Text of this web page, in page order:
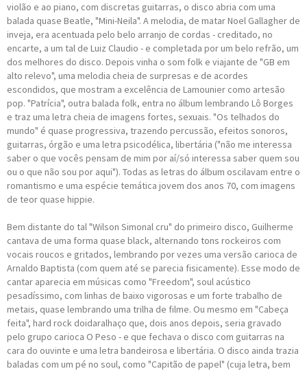
violão e ao piano, com discretas guitarras, o disco abria com uma
balada quase Beatle, "Mini-Neila". A melodia, de matar Noel Gallagher de
inveja, era acentuada pelo belo arranjo de cordas - creditado, no
encarte, a um tal de Luiz Claudio - e completada por um belo refrão, um
dos melhores do disco. Depois vinha o som folk e viajante de "GB em
alto relevo", uma melodia cheia de surpresas e de acordes
escondidos, que mostram a excelência de Lamounier como artesão
pop. "Patrícia", outra balada folk, entra no álbum lembrando Lô Borges
e traz uma letra cheia de imagens fortes, sexuais. "Os telhados do
mundo" é quase progressiva, trazendo percussão, efeitos sonoros,
guitarras, órgão e uma letra psicodélica, libertária ("não me interessa
saber o que vocês pensam de mim por aí/só interessa saber quem sou
ou o que não sou por aqui"). Todas as letras do álbum oscilavam entre o
romantismo e uma espécie temática jovem dos anos 70, com imagens
de teor quase hippie.
Bem distante do tal "Wilson Simonal cru" do primeiro disco, Guilherme
cantava de uma forma quase black, alternando tons rockeiros com
vocais roucos e gritados, lembrando por vezes uma versão carioca de
Arnaldo Baptista (com quem até se parecia fisicamente). Esse modo de
cantar aparecia em músicas como "Freedom", soul acústico
pesadíssimo, com linhas de baixo vigorosas e um forte trabalho de
metais, quase lembrando uma trilha de filme. Ou mesmo em "Cabeça
feita", hard rock doidaralhaço que, dois anos depois, seria gravado
pelo grupo carioca O Peso - e que fechava o disco com guitarras na
cara do ouvinte e uma letra bandeirosa e libertária. O disco ainda trazia
baladas com um pé no soul, como "Capitão de papel" (cuja letra, bem